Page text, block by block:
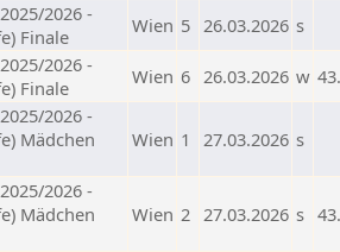
2026 -
Finale
Wien 5 26.03.2026 s
2026 -
Finale
Wien 6 26.03.2026 w
2026 -
Mädchen
Wien 1 27.03.2026 s
2026 -
Mädchen
Wien 2 27.03.2026 s